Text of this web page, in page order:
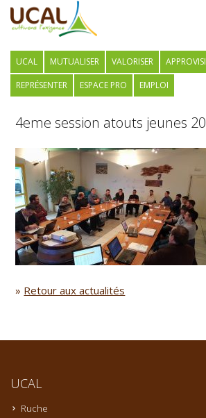
UCAL MUTUALISER VALORISER
REPRÉSENTER
ESPACE PRO EMPLOI
4eme session atouts jeunes
» Retour aux actualités
UCAL
Ruche